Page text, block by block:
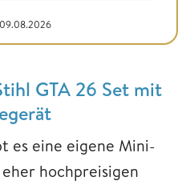
GTA 26 Set mit
es eine eigene Mini-
hochpreisigen